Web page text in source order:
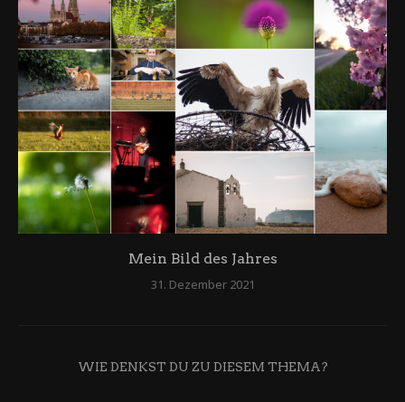
Mein Bild des Jahres
31. Dezember 2021
WIE DENKST DU ZU DIESEM THEMA?